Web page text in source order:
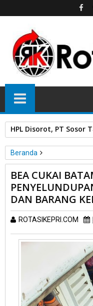
HPL Disorot, PT Sosor
Beranda
Batam
BEA CUKAI BATAM
RATUSAN ELEKTRONIK
BEA CUKAI
DAN BARANG
ROTASIKEPRI.COM